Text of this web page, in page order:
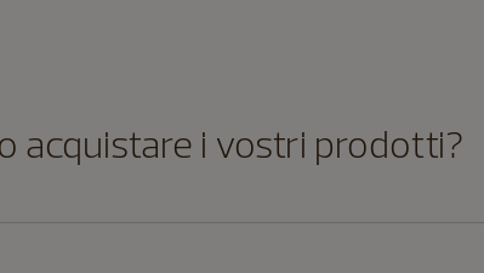
acquistare i vostri prodotti?